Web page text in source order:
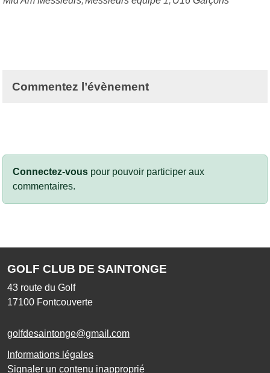
Commentez l’évènement
Connectez-vous pour pouvoir participer aux
commentaires.
GOLF CLUB DE SAINTONGE
43 route du Golf
17100 Fontcouverte
golfdesaintonge@gmail.com
Informations légales
Signaler un contenu inapproprié